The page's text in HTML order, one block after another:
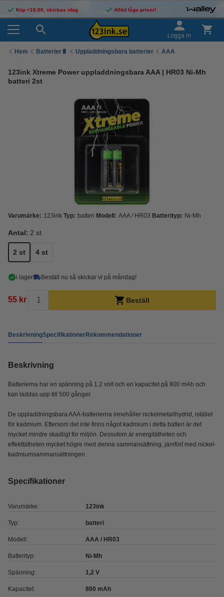
Köp <16:00, skickas idag Alltid låga priser!
Logga in
Hem Batterier🔋 Uppladdningsbara batterier AAA
123ink Xtreme Power uppladdningsbara AAA | HR03 Ni-Mh
batteri 2st
Varumärke: 123ink Typ: batteri Modell: AAA / HR03 Batterityp: Ni-Mh
Antal: 2 st
2 st 4 st
i lager Beställ nu så skickar vi på måndag!
55 kr Beställ
BeskrivningSpecifikationerRekommendationer
Beskrivning
Batterierna har en spänning på 1,2 volt och en kapacitet på 800 mAh och
kan laddas upp till 500 gånger.
De uppladdningsbara AAA-batterierna innehåller nickelmetallhydrid, istället
för kadmium. Eftersom det inte finns något kadmium i detta batteri är det
mycket mindre skadligt för miljön. Dessutom är energitätheten och
effekttätheten mycket högre med denna sammansättning, jämfört med nickel-
kadmiumsammansättningen.
Specifikationer
Varumärke: 123ink
Typ: batteri
Modell: AAA / HR03
Batterityp: Ni-Mh
Spänning: 1,2 V
Kapacitet: 800 mAh